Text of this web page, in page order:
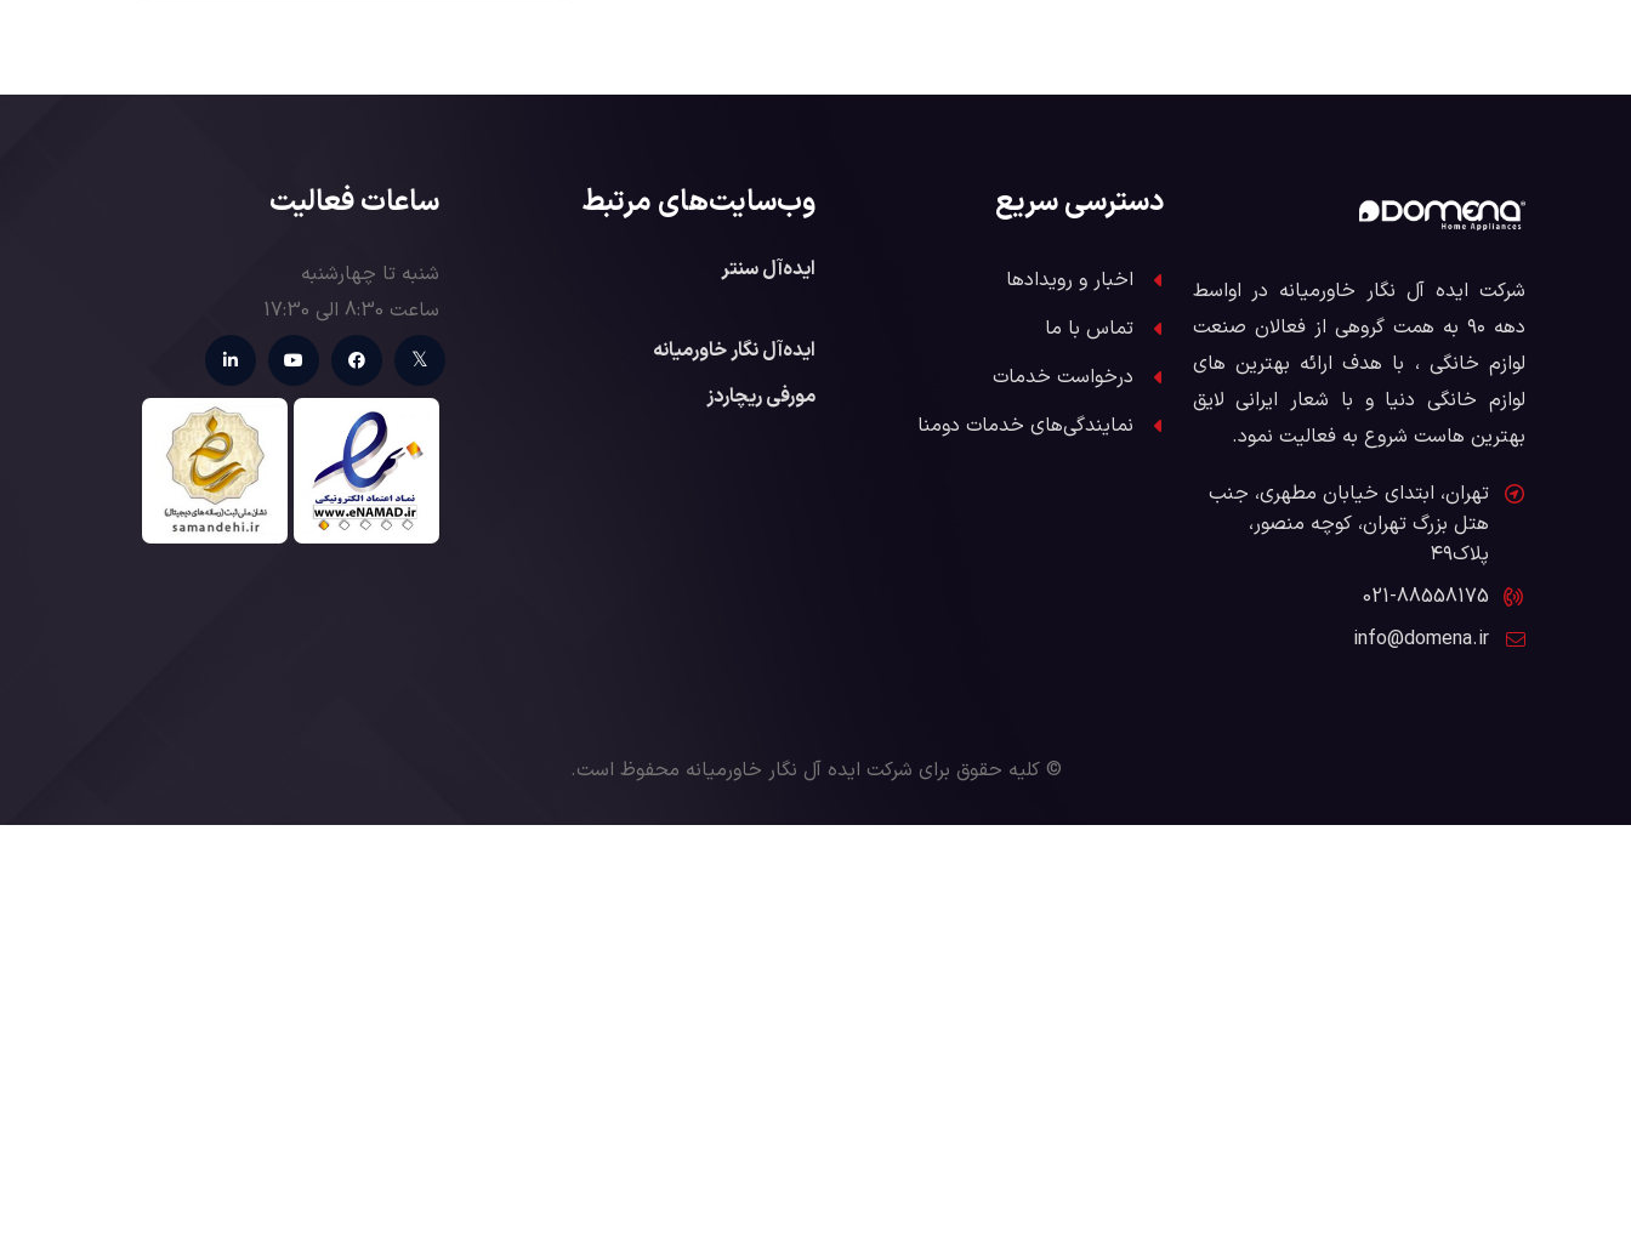
شرکت ایده آل نگار خاورمیانه در اواسط
دهه ۹۰ به همت گروهی از فعالان صنعت
لوازم خانگی ، با هدف ارائه بهترین های
لوازم خانگی دنیا و با شعار ایرانی لایق
بهترین هاست شروع به فعالیت نمود.
تهران، ابتدای خیابان مطهری، جنب
هتل بزرگ تهران، کوچه منصور،
پلاک۴۹
021-88558175
info@domena.ir
دسترسی سریع
اخبار و رویدادها
تماس با ما
درخواست خدمات
نمایندگی‌های خدمات دومنا
وب‌سایت‌های مرتبط
ایده‌آل سنتر
ایده‌آل نگار خاورمیانه
مورفی ریچاردز
ساعات فعالیت
شنبه تا چهارشنبه
ساعت 8:30 الی 17:30
© کلیه حقوق برای شرکت ایده آل نگار خاورمیانه محفوظ است.